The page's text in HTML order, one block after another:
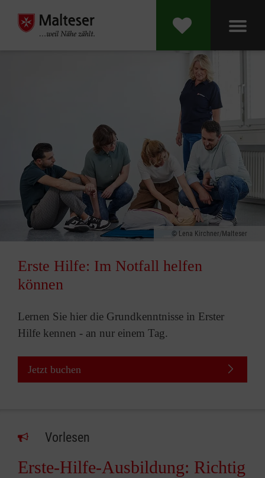
Lena Kirchner/Malteser
Erste Hilfe: Im Notfall helfen
können
Lernen Sie hier die Grundkenntnisse in Erster
Hilfe kennen - an nur einem Tag.
Jetzt buchen
Vorlesen
Erste-Hilfe-Ausbildung: Richtig